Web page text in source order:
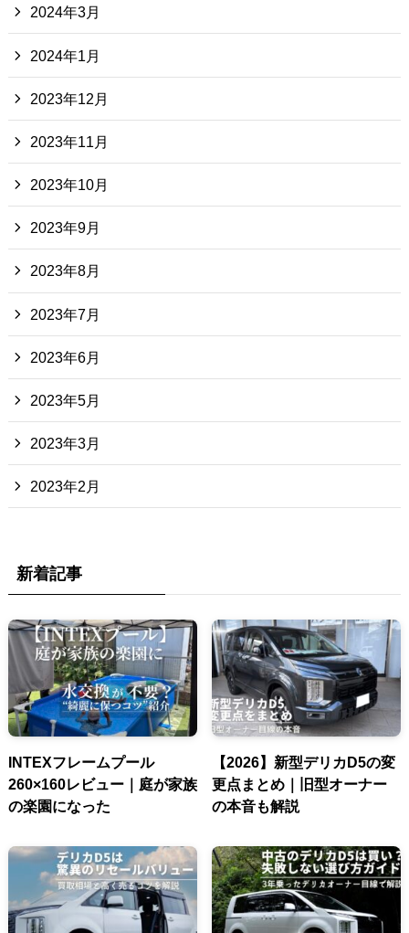
2024年3月
2024年1月
2023年12月
2023年11月
2023年10月
2023年9月
2023年8月
2023年7月
2023年6月
2023年5月
2023年3月
2023年2月
新着記事
INTEXフレームプール
260×160レビュー｜庭が家族
の楽園になった
【2026】新型デリカD5の変
更点まとめ｜旧型オーナー
の本音も解説